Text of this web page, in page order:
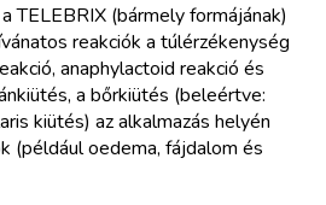
TELEBRIX (bármely formájának)
reakciók a túlérzékenység
anaphylactoid reakció és
a bőrkiütés (beleértve:
kiütés) az alkalmazás helyén
(például oedema, fájdalom és